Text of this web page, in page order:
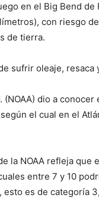
en el Big Bend de
con riesgo de
de tierra.
sufrir oleaje, resaca
dio a conocer
el cual en el
la NOAA refleja que
entre 7 y 10
es de categoría